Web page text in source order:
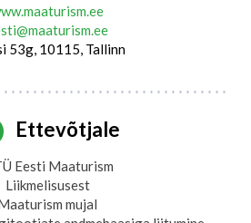
53g, 10115, Tallinn
Ettevõtjale
Eesti Maaturism
Liikmelisusest
mujal